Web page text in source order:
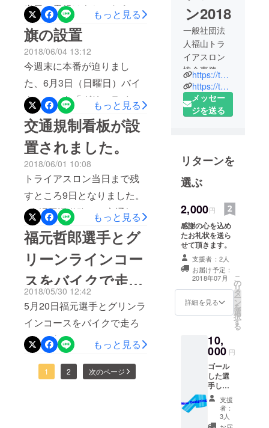
ました。 総勢600名のボラ
ンティアの皆様は前々日、
前日、当日の朝5時より13時
頃まで各々の担当箇所で頑
張っていただきました。 事
故なく終えられたことはボ
ランティアの皆様の支えが
あってこそです。 このプロ
ジェクトは残念ながら不成
立となってしまい、申し訳
ございませんでした。 ご支
援いただいた皆様。本当に
ありがとうございました。
当日の天候はもちこたえそ
うです。 テントの設営、選
手の皆様のトランジット用
の袋詰め作業等、各部会委
員が最後の準備を行なって
おります。 本日、ご支援も
いただき嬉しく思っており
ます。 最後までよろしくお
願いいたします。
もっと見る
旗の設置
2018/06/04 13:12
今週末に本番が迫りまし
た、6月3日（日曜日）バイ
クコースを「グリーライン
を愛する会」の皆様が大会
前最後の草刈りと旗立てを
行っていただきました。 天
候の良い中、参加者は13名
で看板と旗を80本も立てて
いただきました。準備をお
手伝いいただき頭が下がる
思いです。 これでバイク
コースの準備は万端で
す！！ 600名以上のボラン
ティアの方々、スタッフと
共に、選手をお迎えする準
備も着々と進んでおりま
す。 このプロジェクトも残
り4日となりましたが最後ま
で頑張りたいと思います。
もっと見る
交通規制看板が設
置されました。
2018/06/01 10:08
トライアスロン当日まで残
すところ9日となりました。
会場周辺道路への交通規制
看板が設置されました。 周
辺の皆様のご協力があって
こその大会です。 九州、四
国が梅雨入りとなり、当日
の天候も心配ですが・・・
スタッフ一同、一丸となっ
て選手が実力が発揮できる
よう準備しております。 特
にボランティアの皆様には
直に選手をサポートしてい
もっと見る
福元哲郎選手とグ
リーンラインコー
スをバイクで走ろ
う
2018/05/30 12:42
5月20日福元選手とグリンラ
インコースをバイクで走ろ
う！が行われました。
https://tomonoura-
triathlon.com/5-20-福元哲郎
もっと見る
1 2 次のページ
ン2018
一般社団法
人福山トラ
イアスロン
協会事務局
瀬戸内海随
一の景勝
号砲。
トライアス
リートたち
の新たな戦
いが始ま
る。
ここ広島県
鞆の浦で
「TRAIATHL
ON+ONEの
せとうち福
トライアス
https://tomonoura-triathlon.com
https://twitter.com/fttriathlon2018
メッセー
ジを送る
リターンを
選ぶ
2,000円
感謝の心を込め
たお礼状を送ら
せて頂きます。
支援者：2人
お届け予定：
2018年07月
詳細を見る
こ
の
リ
タ
ー
ン
を
選
択
す
る
10,
000 円
ゴール
した選
手しか
もらえ
ないオ
リジナ
ルデザ
支援
者：
3人